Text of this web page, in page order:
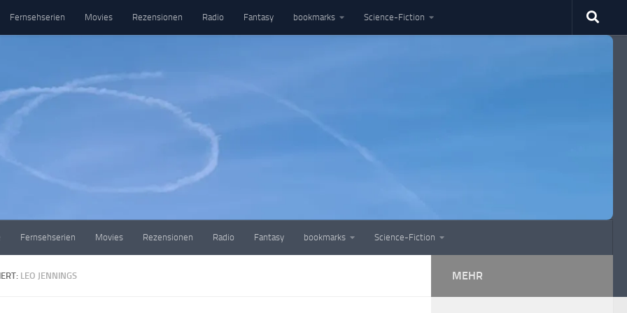
Fernsehserien Movies Rezensionen Radio Fantasy bookmarks Science-Fiction
Fernsehserien Movies Rezensionen Radio Fantasy bookmarks Science-Fiction
LEO JENNINGS MEHR